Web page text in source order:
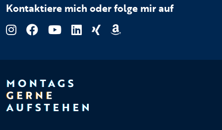
Kontaktiere mich oder folge mir auf